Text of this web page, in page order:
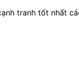
tranh tốt nhất